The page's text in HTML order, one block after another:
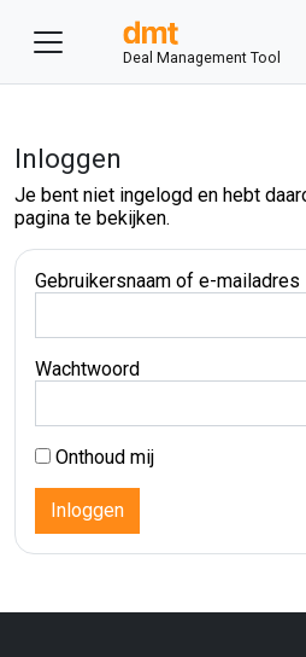
Deal Management Tool
Inloggen
Je bent niet ingelogd en hebt
pagina te bekijken.
Gebruikersnaam of e-mailadres
Wachtwoord
Onthoud mij